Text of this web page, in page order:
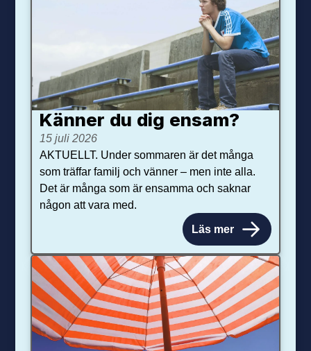
Känner du dig ensam?
15 juli 2026
AKTUELLT. Under sommaren är det många
som träffar familj och vänner – men inte alla.
Det är många som är ensamma och saknar
någon att vara med.
Läs mer